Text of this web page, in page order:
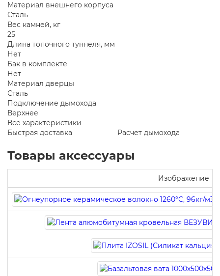
Материал внешнего корпуса
Сталь
Вес камней, кг
25
Длина топочного туннеля, мм
Нет
Бак в комплекте
Нет
Материал дверцы
Сталь
Подключение дымохода
Верхнее
Все характеристики
Быстрая доставка
Расчет дымохода
Товары аксессуары
Изображение